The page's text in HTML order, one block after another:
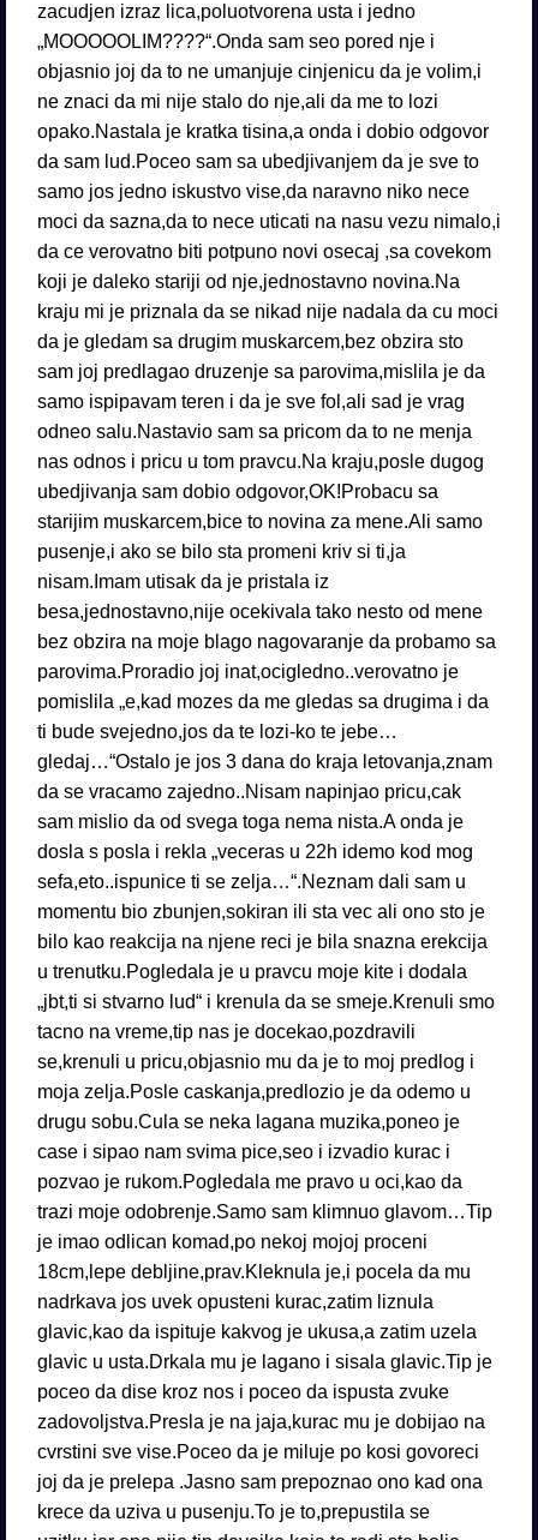
zacudjen izraz lica,poluotvorena usta i jedno
„MOOOOOLIM????“.Onda sam seo pored nje i
objasnio joj da to ne umanjuje cinjenicu da je volim,i
ne znaci da mi nije stalo do nje,ali da me to lozi
opako.Nastala je kratka tisina,a onda i dobio odgovor
da sam lud.Poceo sam sa ubedjivanjem da je sve to
samo jos jedno iskustvo vise,da naravno niko nece
moci da sazna,da to nece uticati na nasu vezu nimalo,i
da ce verovatno biti potpuno novi osecaj ,sa covekom
koji je daleko stariji od nje,jednostavno novina.Na
kraju mi je priznala da se nikad nije nadala da cu moci
da je gledam sa drugim muskarcem,bez obzira sto
sam joj predlagao druzenje sa parovima,mislila je da
samo ispipavam teren i da je sve fol,ali sad je vrag
odneo salu.Nastavio sam sa pricom da to ne menja
nas odnos i pricu u tom pravcu.Na kraju,posle dugog
ubedjivanja sam dobio odgovor,OK!Probacu sa
starijim muskarcem,bice to novina za mene.Ali samo
pusenje,i ako se bilo sta promeni kriv si ti,ja
nisam.Imam utisak da je pristala iz
besa,jednostavno,nije ocekivala tako nesto od mene
bez obzira na moje blago nagovaranje da probamo sa
parovima.Proradio joj inat,ocigledno..verovatno je
pomislila „e,kad mozes da me gledas sa drugima i da
ti bude svejedno,jos da te lozi-ko te jebe…
gledaj…“Ostalo je jos 3 dana do kraja letovanja,znam
da se vracamo zajedno..Nisam napinjao pricu,cak
sam mislio da od svega toga nema nista.A onda je
dosla s posla i rekla „veceras u 22h idemo kod mog
sefa,eto..ispunice ti se zelja…“.Neznam dali sam u
momentu bio zbunjen,sokiran ili sta vec ali ono sto je
bilo kao reakcija na njene reci je bila snazna erekcija
u trenutku.Pogledala je u pravcu moje kite i dodala
„jbt,ti si stvarno lud“ i krenula da se smeje.Krenuli smo
tacno na vreme,tip nas je docekao,pozdravili
se,krenuli u pricu,objasnio mu da je to moj predlog i
moja zelja.Posle caskanja,predlozio je da odemo u
drugu sobu.Cula se neka lagana muzika,poneo je
case i sipao nam svima pice,seo i izvadio kurac i
pozvao je rukom.Pogledala me pravo u oci,kao da
trazi moje odobrenje.Samo sam klimnuo glavom…Tip
je imao odlican komad,po nekoj mojoj proceni
18cm,lepe debljine,prav.Kleknula je,i pocela da mu
nadrkava jos uvek opusteni kurac,zatim liznula
glavic,kao da ispituje kakvog je ukusa,a zatim uzela
glavic u usta.Drkala mu je lagano i sisala glavic.Tip je
poceo da dise kroz nos i poceo da ispusta zvuke
zadovoljstva.Presla je na jaja,kurac mu je dobijao na
cvrstini sve vise.Poceo da je miluje po kosi govoreci
joj da je prelepa .Jasno sam prepoznao ono kad ona
krece da uziva u pusenju.To je to,prepustila se